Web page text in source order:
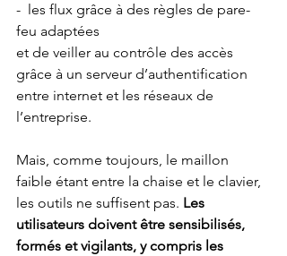
-  les flux grâce à des règles de pare-
feu adaptées
et de veiller au contrôle des accès
grâce à un serveur d’authentification
entre internet et les réseaux de
l’entreprise.
Mais, comme toujours, le maillon
faible étant entre la chaise et le clavier,
les outils ne suffisent pas. Les
utilisateurs doivent être sensibilisés,
formés et vigilants, y compris les